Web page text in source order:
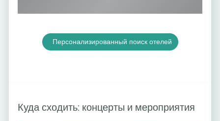
Персонализированный поиск отелей
Куда сходить: концерты и мероприятия